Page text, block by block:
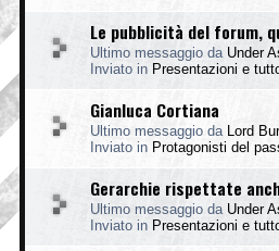
Le pubblicità del forum,
Ultimo messaggio da Under
Inviato in Presentazioni e
Gianluca Cortiana
Ultimo messaggio da Lord
Inviato in Protagonisti del
Gerarchie rispettate
Ultimo messaggio da Under
Inviato in Presentazioni e